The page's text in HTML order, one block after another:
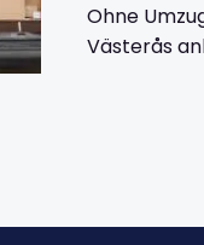
Ohne
Västerås